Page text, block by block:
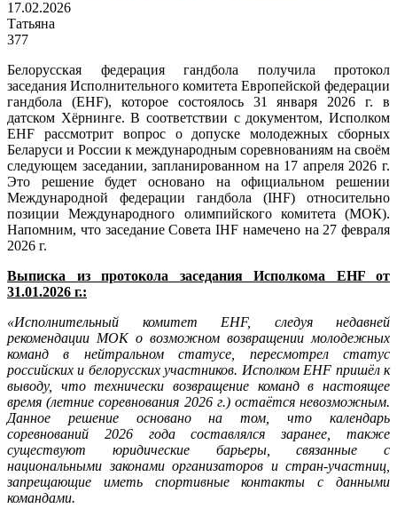
17.02.2026
Татьяна
377
Белорусская федерация гандбола получила протокол
заседания Исполнительного комитета Европейской федерации
гандбола (EHF), которое состоялось 31 января 2026 г. в
датском Хёрнинге. В соответствии с документом, Исполком
EHF рассмотрит вопрос о допуске молодежных сборных
Беларуси и России к международным соревнованиям на своём
следующем заседании, запланированном на 17 апреля 2026 г.
Это решение будет основано на официальном решении
Международной федерации гандбола (IHF) относительно
позиции Международного олимпийского комитета (МОК).
Напомним, что заседание Совета IHF намечено на 27 февраля
2026 г.
Выписка из протокола заседания Исполкома EHF от
31.01.2026 г.:
«Исполнительный комитет EHF, следуя недавней
рекомендации МОК о возможном возвращении молодежных
команд в нейтральном статусе, пересмотрел статус
российских и белорусских участников. Исполком EHF пришёл к
выводу, что технически возвращение команд в настоящее
время (летние соревнования 2026 г.) остаётся невозможным.
Данное решение основано на том, что календарь
соревнований 2026 года составлялся заранее, также
существуют юридические барьеры, связанные с
национальными законами организаторов и стран-участниц,
запрещающие иметь спортивные контакты с данными
командами.